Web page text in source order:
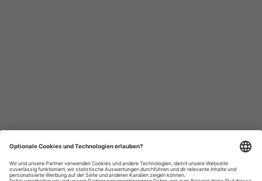
Datenschutzhinweise